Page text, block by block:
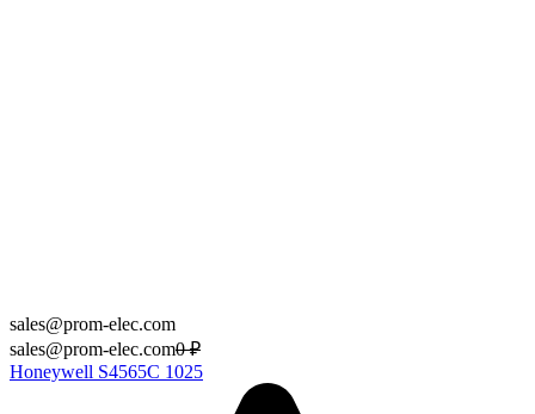
sales@prom-elec.com
sales@prom-elec.com0 ₽
Honeywell S4565C 1025